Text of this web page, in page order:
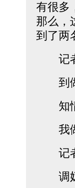
有很多
那么，
到了两
记
到做
知情
我做
记
调